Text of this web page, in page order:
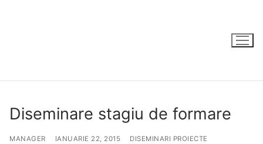
Diseminare stagiu de formare
MANAGER IANUARIE 22, 2015
DISEMINARI PROIECTE